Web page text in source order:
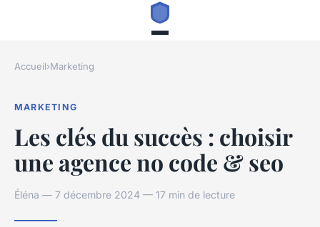
Accueil›Marketing
MARKETING
Les clés du succès : choisir
une agence no code & seo
Éléna — 7 décembre 2024 — 17 min de lecture